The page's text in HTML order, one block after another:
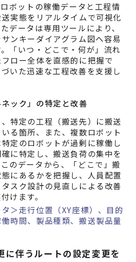
ボットの稼働データと工程情
実態をリアルタイムで可視化
データは専用ツールにより、
ンキーダイアグラム図へ容易
「いつ・どこで・何が」流れ
ロー全体を直感的に把握で
いた迅速な工程改善を支援し
ネック」の特定と改善
特定の工程（搬送先）に搬送
る箇所、また、複数ロボット
定のロボットが過剰に稼働し
に特定し、搬送負荷の集中を
のデータから、「どこで」搬
にあるかを把握し、人員配置
スク設計の見直しによる改善
けます。
＞走行位置（XY座標）、目的
時間、製品種類、搬送製品量
伴うルートの設定変更を